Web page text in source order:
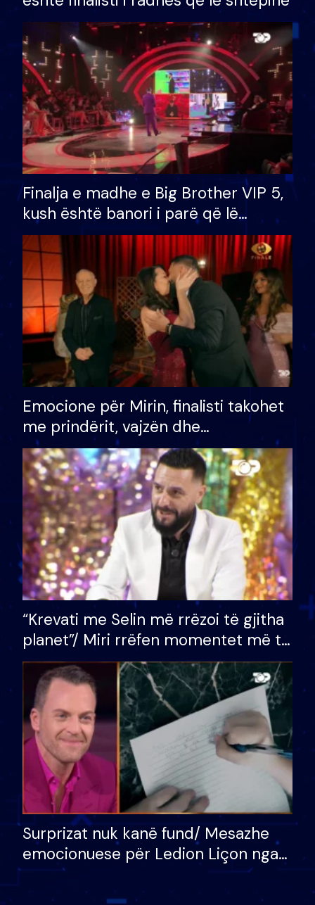
Finalja e madhe e Big Brother VIP 5,
kush është banori i parë që lë
shtëpinë dhe humb mundësinë për
të fituar çmimin e madh
Emocione për Mirin, finalisti takohet
me prindërit, vajzën dhe
bashkëshorten: S’kemi ndonjë letër
divorci apo jo?
“Krevati me Selin më rrëzoi të gjitha
planet”/ Miri rrëfen momentet më të
bukura në shtëpinë e BB VIP: Do më
mungojë zilja e mëngjesit kur…
Surprizat nuk kanë fund/ Mesazhe
emocionuese për Ledion Liçon nga
nëna dhe fëmijët e tij, moderatori
nuk i mban dot lotët: Nuk meritoj…